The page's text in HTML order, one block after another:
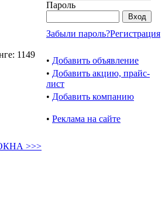
1149
Пароль
Забыли пароль?Регистрация
• Добавить объявление
• Добавить акцию, прайс-
лист
• Добавить компанию
• Реклама на сайте
>>>